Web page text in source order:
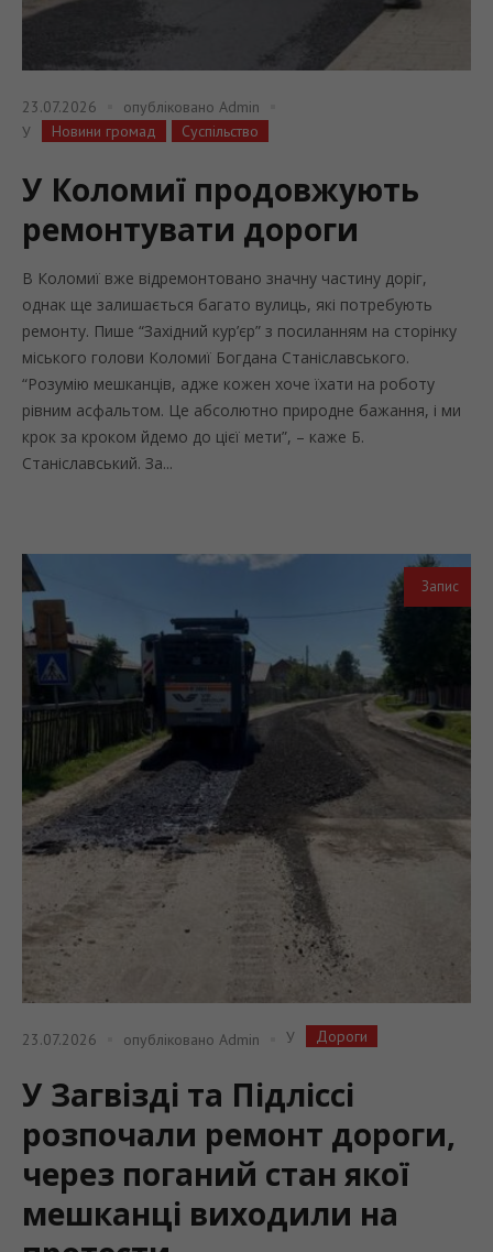
23.07.2026 опубліковано Admin
У
Новини громад Суспільство
У Коломиї продовжують
ремонтувати дороги
В Коломиї вже відремонтовано значну частину доріг,
однак ще залишається багато вулиць, які потребують
ремонту. Пише “Західний кур’єр” з посиланням на сторінку
міського голови Коломиї Богдана Станіславського.
“Розумію мешканців, адже кожен хоче їхати на роботу
рівним асфальтом. Це абсолютно природне бажання, і ми
крок за кроком йдемо до цієї мети”, – каже Б.
Станіславський. За...
Запис
23.07.2026 опубліковано Admin У Дороги
У Загвізді та Підліссі
розпочали ремонт дороги,
через поганий стан якої
мешканці виходили на